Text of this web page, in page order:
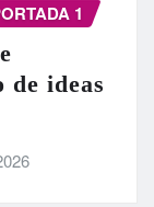
1
ideas